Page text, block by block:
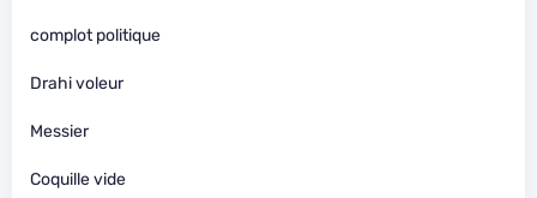
complot politique
Drahi voleur
Messier
Coquille vide